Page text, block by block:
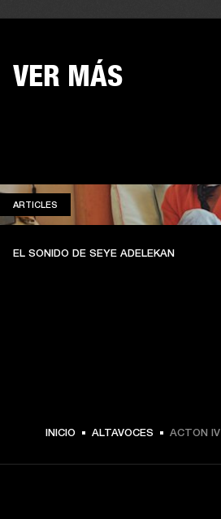
$ 329.99 -
VER MÁS
ARTICLES
EL SONIDO DE SEYE ADELEKAN
INICIO ALTAVOCES ACTON IV